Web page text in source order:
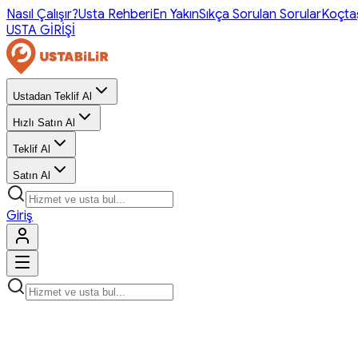
Nasıl Çalışır?Usta RehberiEn YakınSıkça Sorulan Sorular
USTA GİRİŞİ
Ustadan Teklif Al
Hızlı Satın Al
Teklif Al
Satın Al
Giriş